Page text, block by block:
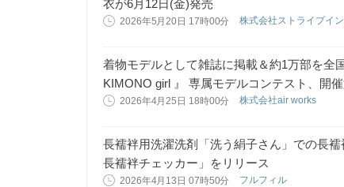
衣が6月12日(金)発売
2026年5月20日 17時00分 株式会社ストライプイ
着物モデルとして雑誌に掲載＆約1万部を全
KIMONO girl 』 専属モデルコンテスト、開催
2026年4月25日 18時00分 株式会社air works
長襦袢用洗濯洗剤「洗う絹子さん」での長
長襦袢チェッカー」をリリース
2026年4月13日 07時50分 フルフィル